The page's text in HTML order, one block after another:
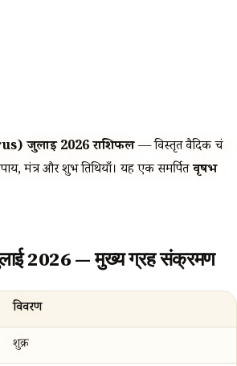
जुलाई 2026 राशिफल— विस्तृत वैदिक चंद्र
मंत्र और शुभ तिथियाँ। यह एक समर्पितवृषभ
2026 — मुख्य ग्रह संक्रमण
विवरण
शुक्र